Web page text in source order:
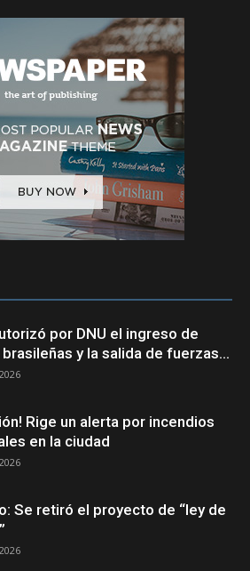
por DNU el ingreso de
y la salida de fuerzas...
Rige un alerta por incendios
en la ciudad
Se retiró el proyecto de “ley de